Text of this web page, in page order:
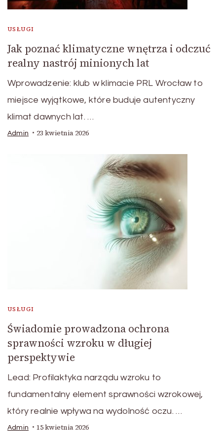
USŁUGI
Jak poznać klimatyczne wnętrza i odczuć
realny nastrój minionych lat
Wprowadzenie: klub w klimacie PRL Wrocław to
miejsce wyjątkowe, które buduje autentyczny
klimat dawnych lat. …
Admin 23 kwietnia 2026
USŁUGI
Świadomie prowadzona ochrona
sprawności wzroku w długiej
perspektywie
Lead: Profilaktyka narządu wzroku to
fundamentalny element sprawności wzrokowej,
który realnie wpływa na wydolność oczu. …
Admin 15 kwietnia 2026